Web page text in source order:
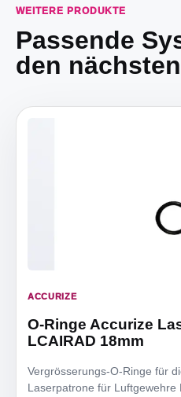
WEITERE PRODUKTE
Passende
den
ACCURIZE
O-Ringe Accurize
LCAIRAD 18mm
Vergrösserungs-O-Ringe für
Laserpatrone für Luftgewehre